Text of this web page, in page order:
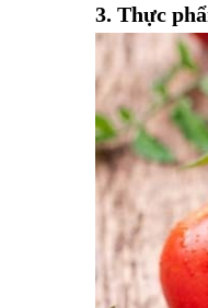
3. Thực